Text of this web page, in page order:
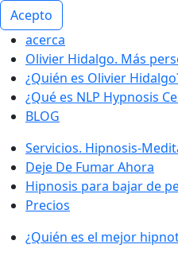
Acepto
acerca
Olivier Hidalgo. Más
¿Quién es Olivier
¿Qué es NLP Hypnosis
BLOG
Servicios. Hipnosis-
Deje De Fumar Ahora
Hipnosis para bajar de
Precios
¿Quién es el mejor